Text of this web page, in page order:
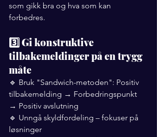
som gikk bra og hva som kan
forbedres.
3️⃣ Gi konstruktive
tilbakemeldinger på en trygg
måte
🔹 Bruk "Sandwich-metoden": Positiv
tilbakemelding → Forbedringspunkt
→ Positiv avslutning
🔹 Unngå skyldfordeling – fokuser på
løsninger